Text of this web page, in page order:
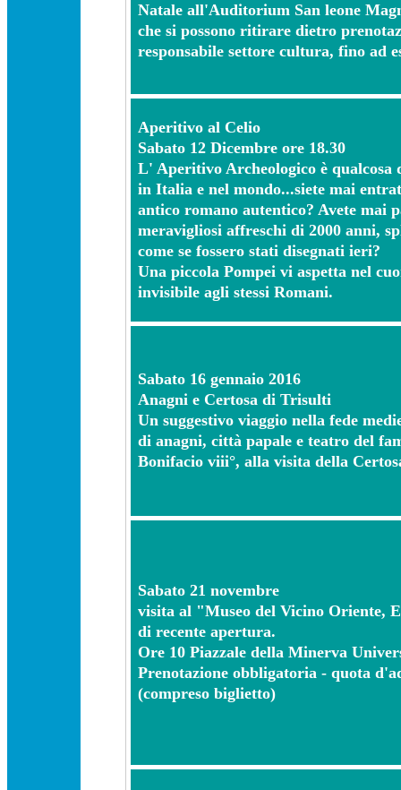
Natale all'Auditorium San leone
che si possono ritirare dietro
responsabile settore cultura, fino ad
Aperitivo al Celio
Sabato 12 Dicembre ore 18.30
L' Aperitivo Archeologico è qualcosa
in Italia e nel mondo...siete mai
antico romano autentico? Avete mai
meravigliosi affreschi di 2000 anni,
come se fossero stati disegnati ieri?
Una piccola Pompei vi aspetta nel
invisibile agli stessi Romani.
Sabato 16 gennaio 2016
Anagni e Certosa di Trisulti
Un suggestivo viaggio nella fede
di anagni, città papale e teatro del
Bonifacio viii°, alla visita della
Sabato 21 novembre
visita al "Museo del Vicino Oriente,
di recente apertura.
Ore 10 Piazzale della Minerva
Prenotazione obbligatoria - quota
(compreso biglietto)